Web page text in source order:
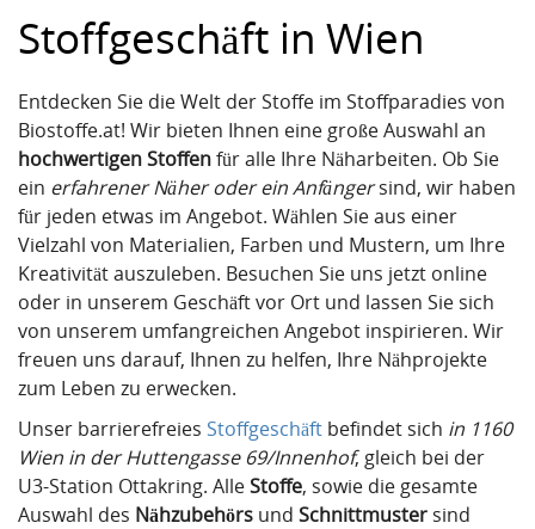
Stoffgeschäft in Wien
Entdecken Sie die Welt der Stoffe im Stoffparadies von
Biostoffe.at! Wir bieten Ihnen eine große Auswahl an
hochwertigen Stoffenfür alle Ihre Näharbeiten. Ob Sie
ein erfahrener Näher oder ein Anfängersind, wir haben
für jeden etwas im Angebot. Wählen Sie aus einer
Vielzahl von Materialien, Farben und Mustern, um Ihre
Kreativität auszuleben. Besuchen Sie uns jetzt online
oder in unserem Geschäft vor Ort und lassen Sie sich
von unserem umfangreichen Angebot inspirieren. Wir
freuen uns darauf, Ihnen zu helfen, Ihre Nähprojekte
zum Leben zu erwecken.
Unser barrierefreies Stoffgeschäft befindet sich in 1160
Wien in der Huttengasse 69/Innenhof, gleich bei der
U3-Station Ottakring. AlleStoffe, sowie die gesamte
Auswahl des Nähzubehörs und Schnittmuster sind